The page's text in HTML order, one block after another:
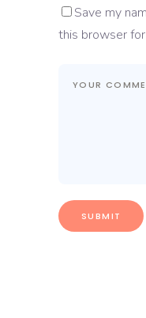
Save my
this browser